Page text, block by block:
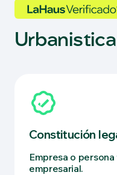
Constitución
Empresa o
empresarial.